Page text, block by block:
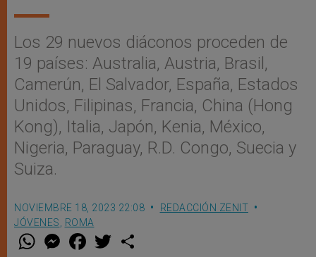
Los 29 nuevos diáconos proceden de
19 países: Australia, Austria, Brasil,
Camerún, El Salvador, España, Estados
Unidos, Filipinas, Francia, China (Hong
Kong), Italia, Japón, Kenia, México,
Nigeria, Paraguay, R.D. Congo, Suecia y
Suiza.
NOVIEMBRE 18, 2023 22:08
REDACCIÓN ZENIT
JÓVENES
ROMA
W M
e
F
a w